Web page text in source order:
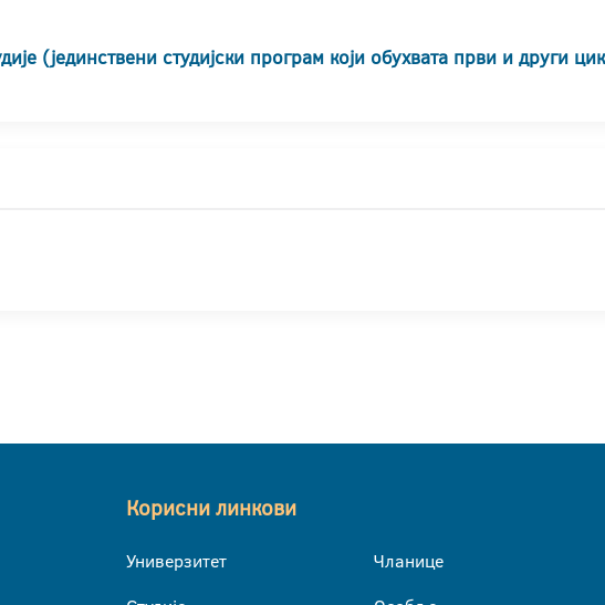
(јединствени студијски програм који обухвата први и други
Корисни линкови
Универзитет
Чланице